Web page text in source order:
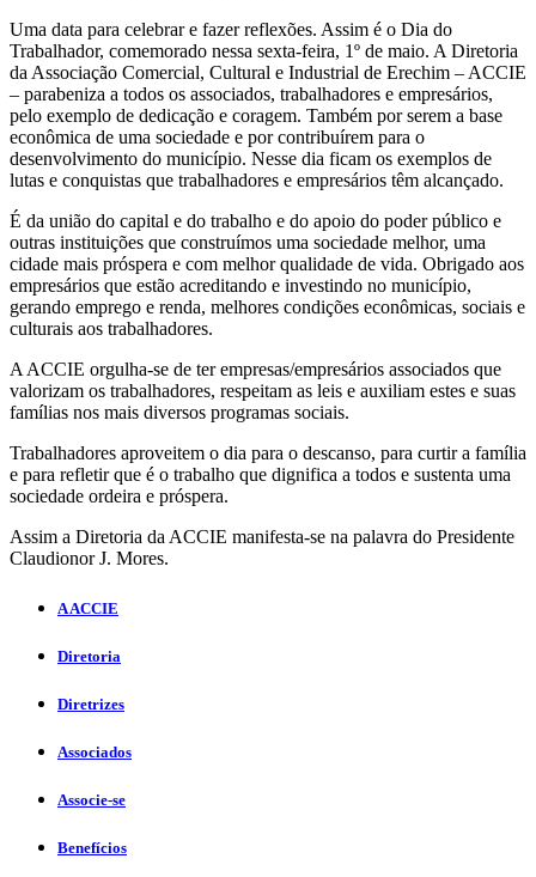
Uma data para celebrar e fazer reflexões. Assim é o Dia do
Trabalhador, comemorado nessa sexta-feira, 1º de maio. A Diretoria
da Associação Comercial, Cultural e Industrial de Erechim – ACCIE
– parabeniza a todos os associados, trabalhadores e empresários,
pelo exemplo de dedicação e coragem. Também por serem a base
econômica de uma sociedade e por contribuírem para o
desenvolvimento do município. Nesse dia ficam os exemplos de
lutas e conquistas que trabalhadores e empresários têm alcançado.
É da união do capital e do trabalho e do apoio do poder público e
outras instituições que construímos uma sociedade melhor, uma
cidade mais próspera e com melhor qualidade de vida. Obrigado aos
empresários que estão acreditando e investindo no município,
gerando emprego e renda, melhores condições econômicas, sociais e
culturais aos trabalhadores.
A ACCIE orgulha-se de ter empresas/empresários associados que
valorizam os trabalhadores, respeitam as leis e auxiliam estes e suas
famílias nos mais diversos programas sociais.
Trabalhadores aproveitem o dia para o descanso, para curtir a família
e para refletir que é o trabalho que dignifica a todos e sustenta uma
sociedade ordeira e próspera.
Assim a Diretoria da ACCIE manifesta-se na palavra do Presidente
Claudionor J. Mores.
A ACCIE
Diretoria
Diretrizes
Associados
Associe-se
Benefícios